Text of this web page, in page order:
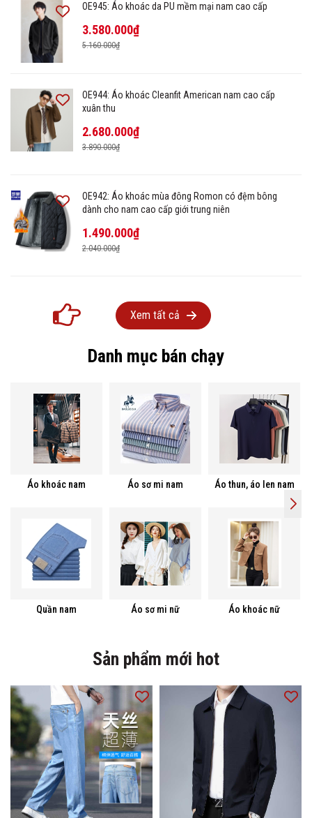
OE945: Áo khoác da PU mềm mại nam cao cấp
3.580.000₫
5.160.000₫
OE944: Áo khoác Cleanfit American nam cao cấp
xuân thu
2.680.000₫
3.890.000₫
OE942: Áo khoác mùa đông Romon có đệm bông
dành cho nam cao cấp giới trung niên
1.490.000₫
2.040.000₫
Xem tất cả
Danh mục bán chạy
Áo khoác nam Áo sơ mi nam Áo thun, áo len nam
Quần nam Áo sơ mi nữ Áo khoác nữ
Sản phẩm mới hot